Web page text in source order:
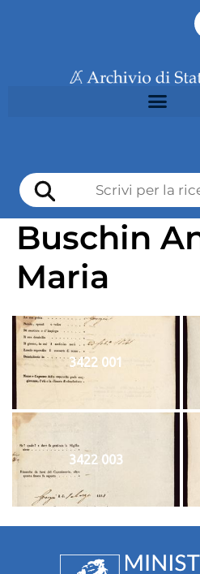
Buschin
Maria
3422 001
3422 003